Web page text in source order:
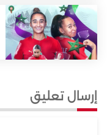
إرسال تعليق